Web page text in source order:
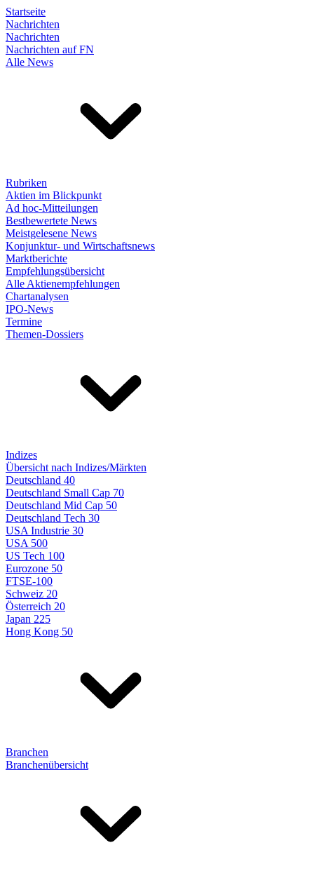
Startseite
Nachrichten
Nachrichten
Nachrichten auf FN
Alle News
Rubriken
Aktien im Blickpunkt
Ad hoc-Mitteilungen
Bestbewertete News
Meistgelesene News
Konjunktur- und Wirtschaftsnews
Marktberichte
Empfehlungsübersicht
Alle Aktienempfehlungen
Chartanalysen
IPO-News
Termine
Themen-Dossiers
Indizes
Übersicht nach Indizes/Märkten
Deutschland 40
Deutschland Small Cap 70
Deutschland Mid Cap 50
Deutschland Tech 30
USA Industrie 30
USA 500
US Tech 100
Eurozone 50
FTSE-100
Schweiz 20
Österreich 20
Japan 225
Hong Kong 50
Branchen
Branchenübersicht